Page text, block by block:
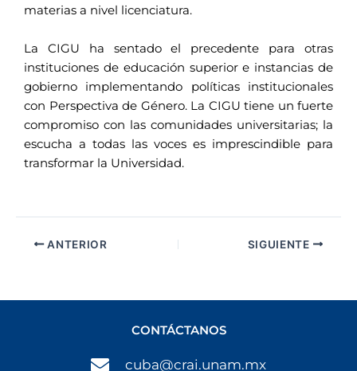
materias a nivel licenciatura.
La CIGU ha sentado el precedente para otras
instituciones de educación superior e instancias de
gobierno implementando políticas institucionales
con Perspectiva de Género. La CIGU tiene un fuerte
compromiso con las comunidades universitarias; la
escucha a todas las voces es imprescindible para
transformar la Universidad.
ANTERIOR SIGUIENTE
CONTÁCTANOS
cuba@crai.unam.mx